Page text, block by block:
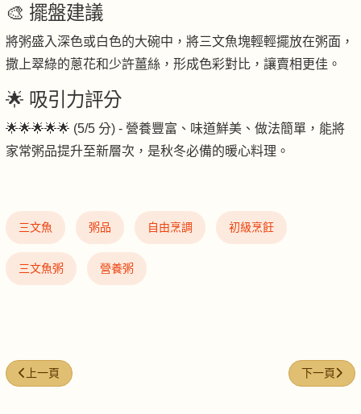
🎨 擺盤建議
將粥盛入深色或白色的大碗中，將三文魚塊輕輕擺放在粥面，
撒上翠綠的蔥花和少許薑絲，形成色彩對比，讓賣相更佳。
🌟 吸引力評分
🌟🌟🌟🌟🌟 (5/5 分) - 營養豐富、味道鮮美、做法簡單，能將
家常粥品提升至新層次，是秋冬必備的暖心料理。
三文魚 粥品 自由烹調 初級烹飪
三文魚粥 營養粥
上一篇文章: 鮮蝦墨魚海鮮粥
上一頁 下一篇文章
下一頁